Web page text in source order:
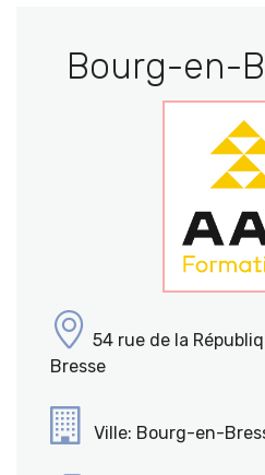
Bourg-en-
54 rue de la
Bresse
Ville: Bourg-en-